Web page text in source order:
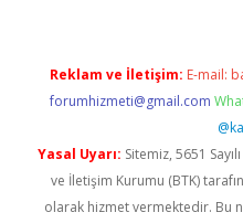
Reklam ve İletişim: E-mail:
forumhizmeti@gmail.com
Yasal Uyarı: Sitemiz, 5651
ve İletişim Kurumu (BTK)
olarak hizmet vermektedir. Bu